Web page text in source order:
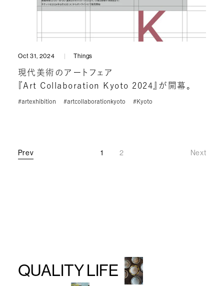
Oct 31, 2024 Things
現代美術のアートフェア
『Art Collaboration Kyoto 2024』が開幕。
#artexhibition #artcollaborationkyoto #Kyoto
1 2
Prev
Prev
Next
QUALITY LIFE